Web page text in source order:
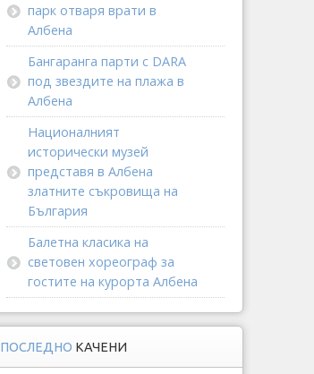
парк отваря врати в
Албена
Бангаранга парти с DARA
под звездите на плажа в
Албена
Националният
исторически музей
представя в Албена
златните съкровища на
България
Балетна класика на
световен хореограф за
гостите на курорта Албена
ПОСЛЕДНО КАЧЕНИ